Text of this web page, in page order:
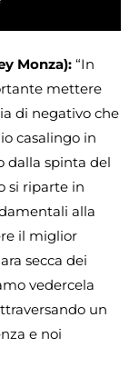
Monza): “In
mettere
di negativo che
casalingo in
dalla spinta del
si riparte in
alla
il miglior
secca dei
vedercela
un
e noi